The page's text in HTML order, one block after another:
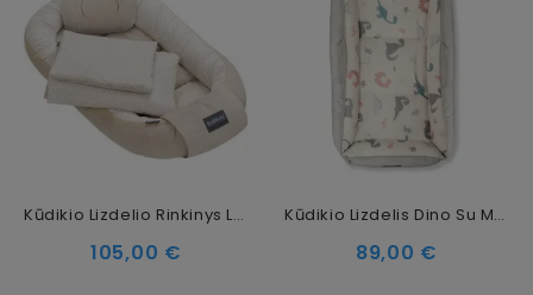
Kūdikio Lizdelio Rinkinys Lux Collection
Kaina
105,00 €
Kūdikio Lizdelis Dino Su Magnetiniu Užsegimu
Kaina
89,00 €